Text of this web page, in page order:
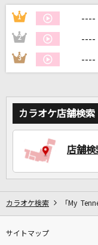
家族
1 ----
2 ----
3 ----
カラオケ店舗検索
店舗検
カラオケ検索 「My
サイトマップ